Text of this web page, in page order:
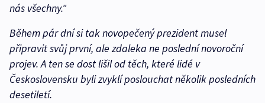
nás všechny."
Během pár dní si tak novopečený prezident musel
připravit svůj první, ale zdaleka ne poslední novoroční
projev. A ten se dost lišil od těch, které lidé v
Československu byli zvyklí poslouchat několik posledních
desetiletí.